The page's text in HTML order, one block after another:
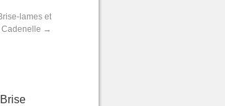
lames et
Cadenelle →